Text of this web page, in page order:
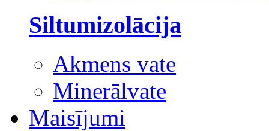
Siltumizolācija
Akmens vate
Minerālvate
Maisījumi